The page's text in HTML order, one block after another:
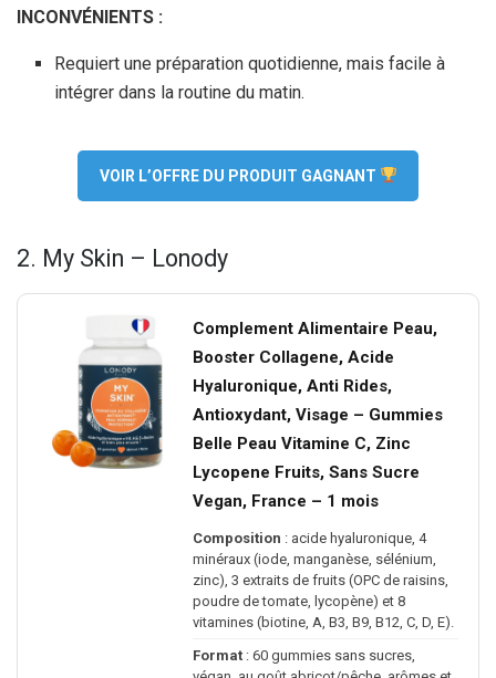
INCONVÉNIENTS :
Requiert une préparation quotidienne, mais facile à
intégrer dans la routine du matin.
VOIR L’OFFRE DU PRODUIT GAGNANT
2. My Skin – Lonody
Complement Alimentaire Peau,
Booster Collagene, Acide
Hyaluronique, Anti Rides,
Antioxydant, Visage – Gummies
Belle Peau Vitamine C, Zinc
Lycopene Fruits, Sans Sucre
Vegan, France – 1 mois
Composition : acide hyaluronique, 4
minéraux (iode, manganèse, sélénium,
zinc), 3 extraits de fruits (OPC de raisins,
poudre de tomate, lycopène) et 8
vitamines (biotine, A, B3, B9, B12, C, D, E).
Format : 60 gummies sans sucres,